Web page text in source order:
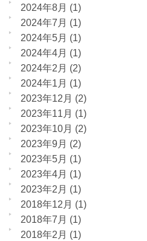
2024年8月 (1)
2024年7月 (1)
2024年5月 (1)
2024年4月 (1)
2024年2月 (2)
2024年1月 (1)
2023年12月 (2)
2023年11月 (1)
2023年10月 (2)
2023年9月 (2)
2023年5月 (1)
2023年4月 (1)
2023年2月 (1)
2018年12月 (1)
2018年7月 (1)
2018年2月 (1)